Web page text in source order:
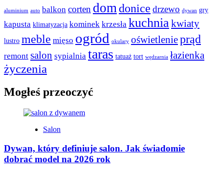
aluminium auto balkon corten domdonice drzewo dywan gry
kapusta klimatyzacja kominek krzesła kuchniakwiaty
lustro meble mięso ogród okulary oświetlenieprąd
remont salon sypialnia taras tatuaż tort wędzarnia łazienka
życzenia
Mogłeś przeoczyć
Salon
Dywan, który definiuje salon. Jak świadomie
dobrać model na 2026 rok